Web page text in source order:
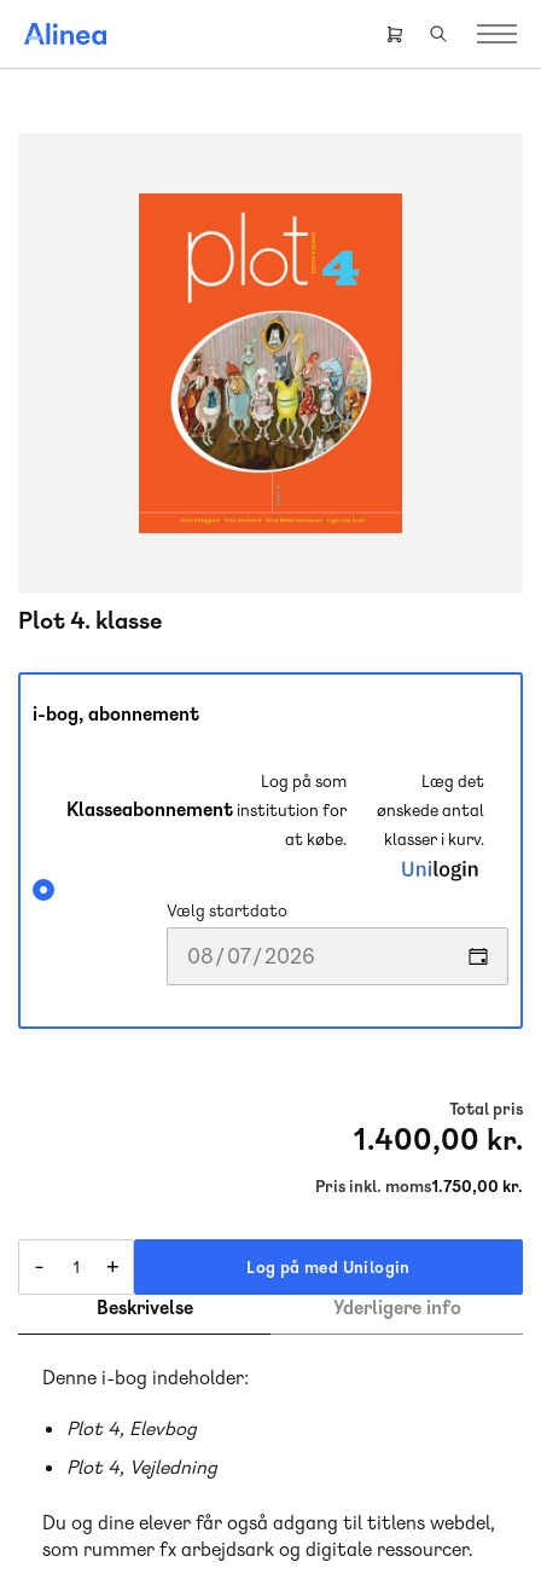
hovedindhold
Header
right
Plot 4. klasse
i-bog, abonnement
Klasseabonnement
Log på som
institution for
at købe.
Læg det
ønskede antal
klasser i kurv.
Vælg startdato
Total pris
1.400,00 kr.
Pris inkl. moms1.750,00 kr.
- + Log på med Unilogin
Beskrivelse Yderligere info
Denne i-bog indeholder:
Plot 4, Elevbog
Plot 4, Vejledning
Du og dine elever får også adgang til titlens webdel,
som rummer fx arbejdsark og digitale ressourcer.